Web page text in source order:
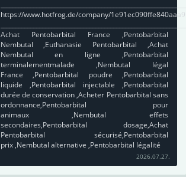
https://www.hotfrog.de/company/
Achat Pentobarbital France ,Pentobarbital
Nembutal ,Euthanasie Pentobarbital ,Achat
Nembutal en ligne ,Pentobarbital
terminalementmalade ,Nembutal légal
France ,Pentobarbital poudre ,Pentobarbital
liquide ,Pentobarbital injectable ,Pentobarbital
durée de conservation ,Acheter Pentobarbital sans
ordonnance,Pentobarbital pour
animaux ,Nembutal effets
secondaires,Pentobarbital dosage,Achat
Pentobarbital sécurisé,Pentobarbital
prix ,Nembutal alternative ,Pentobarbital légalité
2026.07.27.